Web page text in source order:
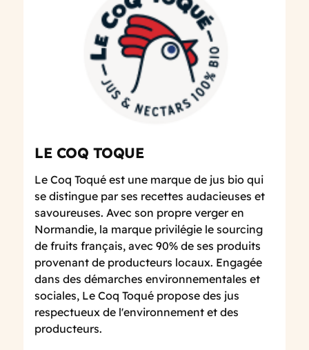
LE COQ TOQUE
Le Coq Toqué est une marque de jus bio qui
se distingue par ses recettes audacieuses et
savoureuses. Avec son propre verger en
Normandie, la marque privilégie le sourcing
de fruits français, avec 90% de ses produits
provenant de producteurs locaux. Engagée
dans des démarches environnementales et
sociales, Le Coq Toqué propose des jus
respectueux de l'environnement et des
producteurs.